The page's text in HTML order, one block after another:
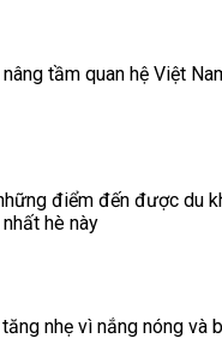
tầm quan hệ Việt
điểm đến được du
hè này
nhẹ vì nắng nóng và